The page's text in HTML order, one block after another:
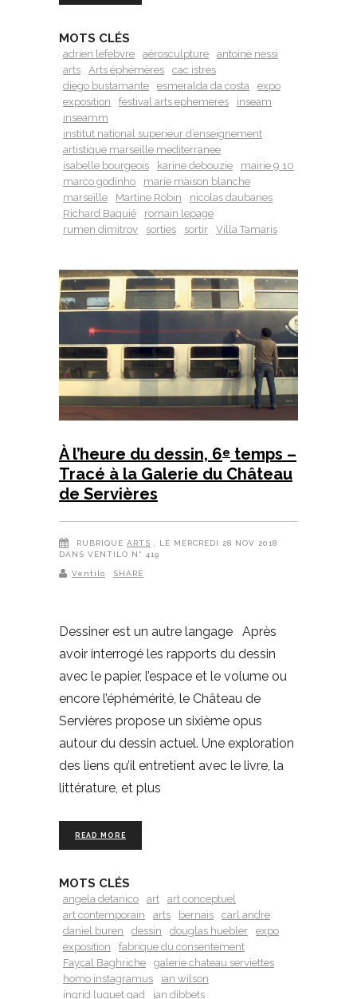
MOTS CLÉS
adrien lefebvre aérosculpture
antoine nessi
arts
Arts éphémères
cac istres
diego bustamante
esmeralda da costa
expo
exposition
festival arts ephemeres
inseam
inseamm
institut national superieur d’enseignement
artistique marseille mediterranee
isabelle bourgeois
karine debouzie
mairie 9 10
marco godinho
marie maison blanche
marseille
Martine Robin
nicolas daubanes
Richard Baquié
romain lepage
rumen dimitrov
sorties sortir Villa Tamaris
À l’heure du dessin, 6e temps –
Tracé à la Galerie du Château
de Servières
RUBRIQUE ARTS
, LE MERCREDI 28 NOV 2018
DANS VENTILO N° 419
Ventilo SHARE
Dessiner est un autre langage Après
avoir interrogé les rapports du dessin
avec le papier, l’espace et le volume ou
encore l’éphémérité, le Château de
Servières propose un sixième opus
autour du dessin actuel. Une exploration
des liens qu’il entretient avec le livre, la
littérature, et plus
READ MORE
MOTS CLÉS
angela detanico art
art conceptuel
art contemporain
arts bernais
carl andre
daniel buren
dessin douglas huebler
expo
exposition
fabrique du consentement
Fayçal Baghriche
galerie chateau serviettes
homo instagramus
ian wilson
ingrid luquet gad
jan dibbets